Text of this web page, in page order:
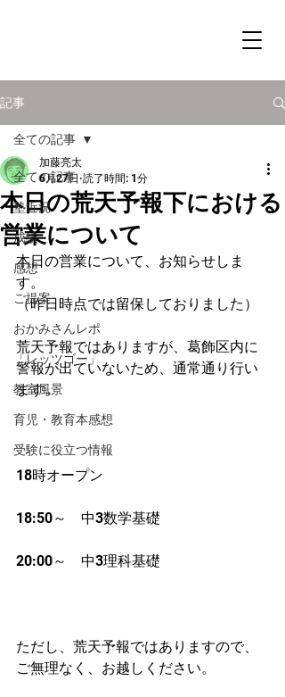
記事
全ての記事
塾近況
成績
感想
ご提案
おかみさんレポ
「レッツゴー」
教室風景
育児・教育本感想
受験に役立つ情報
全ての記事
本日の荒天予報下における
営業について
加藤亮太
6月27日 読了時間: 1分
本日の営業について、お知らせしま
す。
（昨日時点では留保しておりました）
荒天予報ではありますが、葛飾区内に
警報が出ていないため、通常通り行い
ます。
18時オープン
18:50～　中3数学基礎
20:00～　中3理科基礎
ただし、荒天予報ではありますので、
ご無理なく、お越しください。